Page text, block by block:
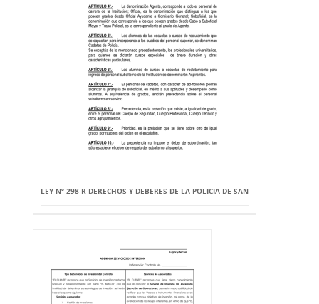
LEY Nº 298-R DERECHOS Y DEBERES DE LA POLICIA DE SAN